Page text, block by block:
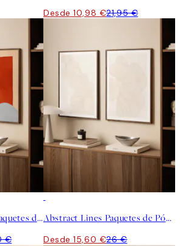
Desde 10,98 €21,95 €
Abstract Landscape Paquetes de Pósters
€
Abstract Lines Paquetes de Pósters
Desde 15,60 €26 €